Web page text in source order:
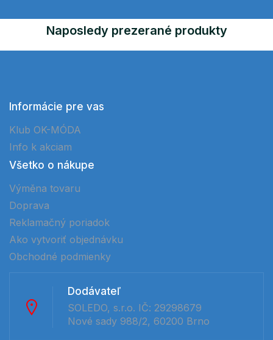
Naposledy prezerané produkty
Informácie pre vas
Klub OK-MÓDA
Info k akciam
Všetko o nákupe
Výměna tovaru
Doprava
Reklamačný poriadok
Ako vytvoriť objednávku
Obchodné podmienky
Dodávateľ
SOLEDO, s.r.o. IČ: 29298679
Nové sady 988/2, 60200 Brno